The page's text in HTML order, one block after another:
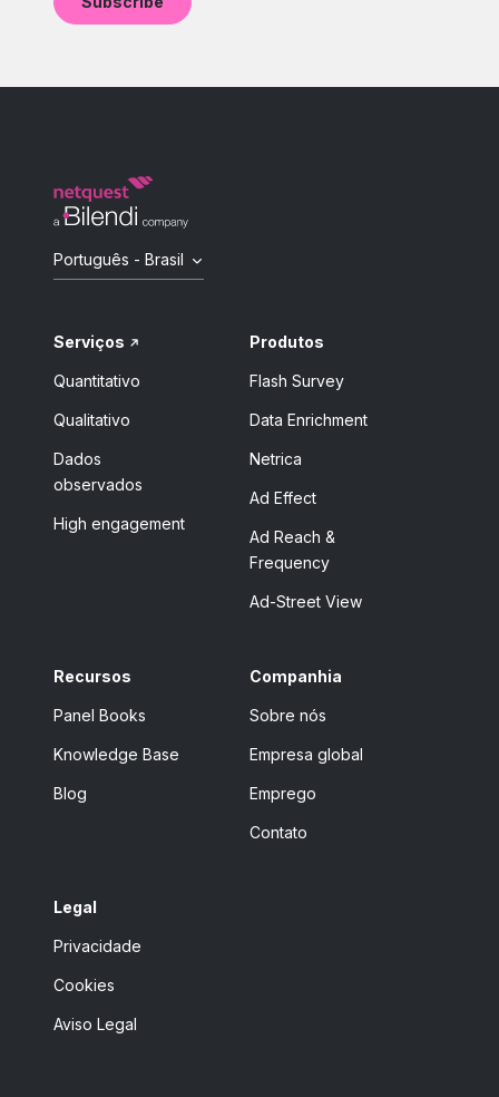
Português - Brasil
Serviços
Quantitativo
Qualitativo
Dados
observados
High engagement
Produtos
Flash Survey
Data Enrichment
Netrica
Ad Effect
Ad Reach &
Frequency
Ad-Street View
Recursos
Panel Books
Knowledge Base
Blog
Companhia
Sobre nós
Empresa global
Emprego
Contato
Legal
Privacidade
Cookies
Aviso Legal